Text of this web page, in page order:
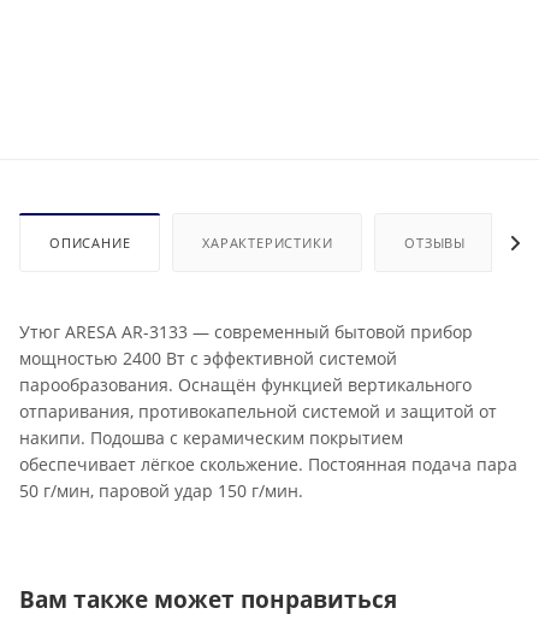
ОПИСАНИЕ ХАРАКТЕРИСТИКИ ОТЗЫВЫ
Утюг ARESA AR-3133 — современный бытовой прибор
мощностью 2400 Вт с эффективной системой
парообразования. Оснащён функцией вертикального
отпаривания, противокапельной системой и защитой от
накипи. Подошва с керамическим покрытием
обеспечивает лёгкое скольжение. Постоянная подача пара
50 г/мин, паровой удар 150 г/мин.
Вам также может понравиться